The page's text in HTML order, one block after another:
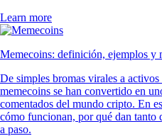
Learn more
Memecoins: definición, ejemplos y
De simples bromas virales a
memecoins se han convertido en
comentados del mundo cripto. En
cómo funcionan, por qué dan tanto
a paso.